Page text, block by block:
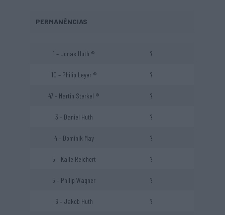
PERMANÊNCIAS
1 – Jonas Huth ® ?
10 – Philip Leyer ® ?
47 – Martin Sterkel ® ?
3 – Daniel Huth ?
4 – Dominik May ?
5 – Kalle Reichert ?
5 – Philip Wagner ?
6 – Jakob Huth ?